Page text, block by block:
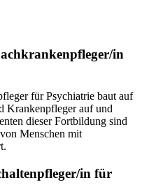
in
für Psychiatrie baut auf
Krankenpfleger auf und
dieser Fortbildung sind
Menschen mit
in für